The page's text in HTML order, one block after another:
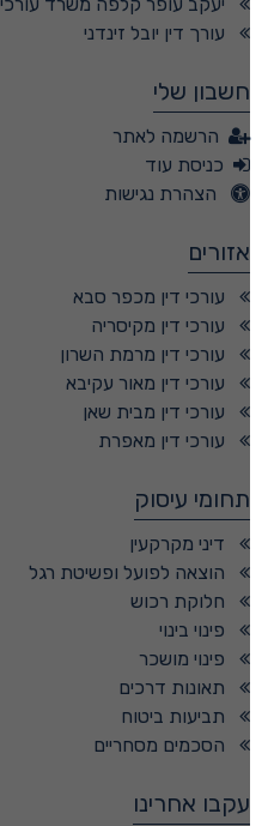
עורך דין יובל זינדני
חשבון שלי
הרשמה לאתר
כניסת עוד
הצהרת נגישות
אזורים
עורכי דין מכפר סבא
עורכי דין מקיסריה
עורכי דין מרמת השרון
עורכי דין מאור עקיבא
עורכי דין מבית שאן
עורכי דין מאפרת
תחומי עיסוק
דיני מקרקעין
הוצאה לפועל ופשיטת רגל
חלוקת רכוש
פינוי בינוי
פינוי מושכר
תאונות דרכים
תביעות ביטוח
הסכמים מסחריים
עקבו אחרינו